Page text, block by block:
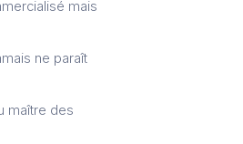
mais
ne paraît
maître des